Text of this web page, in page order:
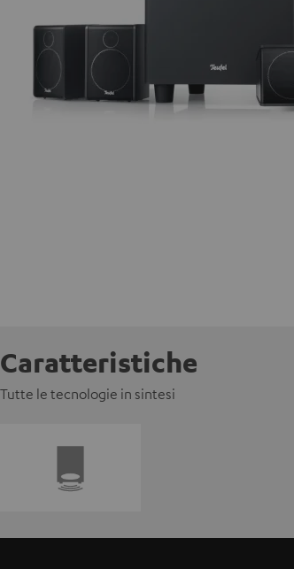
Caratteristiche
Tutte le tecnologie in sintesi